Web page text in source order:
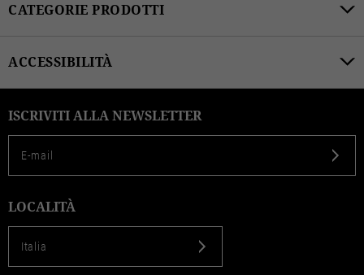
CATEGORIE PRODOTTI
ACCESSIBILITÀ
ISCRIVITI ALLA NEWSLETTER
LOCALITÀ